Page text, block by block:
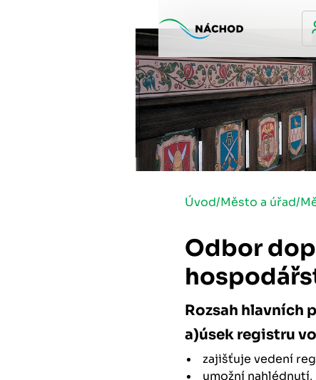
Úvod/Město a úřad/
Odbor
Rozsah hlavních
a)úsek registru
zajišťuje vedení
umožní